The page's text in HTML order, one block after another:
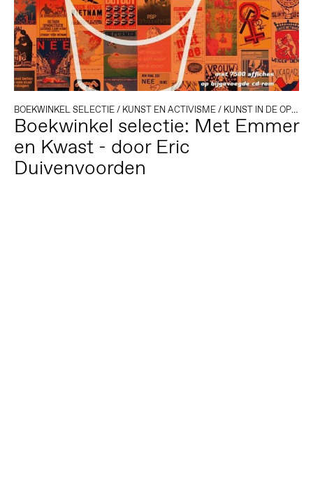
BOEKWINKEL SELECTIE/ KUNST EN ACTIVISME/ KUNST IN DE OPENBARE RUIMTE
Boekwinkel selectie: Met Emmer
en Kwast - door Eric
Duivenvoorden